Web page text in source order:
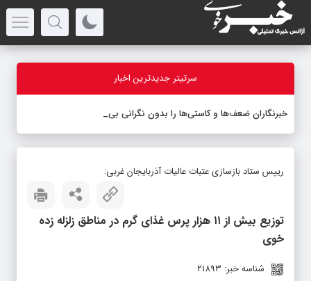
سرتیتر جدیدترین اخبار
خبرنگاران ضعف‌ها و کاستی‌ها را بدون نگرانی بیان کنن
رییس ستاد بازسازی عتبات عالیات آذربایجان غربی:
توزیع بیش از ۱۱ هزار پرس غذای گرم در مناطق زلزله زده
خوی
شناسه خبر: 21893